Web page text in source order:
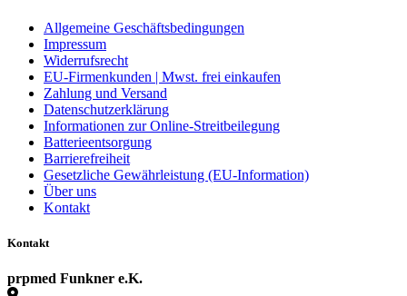
Allgemeine Geschäftsbedingungen
Impressum
Widerrufsrecht
EU-Firmenkunden | Mwst. frei einkaufen
Zahlung und Versand
Datenschutzerklärung
Informationen zur Online-Streitbeilegung
Batterieentsorgung
Barrierefreiheit
Gesetzliche Gewährleistung (EU-Information)
Über uns
Kontakt
Kontakt
prpmed Funkner e.K.